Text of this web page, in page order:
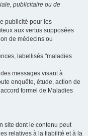
publicitaire ou de
publicité pour les
aux vertus supposées
de médecins ou
labellisés "maladies
messages visant à
enquête, étude, action de
formel de Maladies
site dont le contenu peut
relatives à la fiabilité et à la